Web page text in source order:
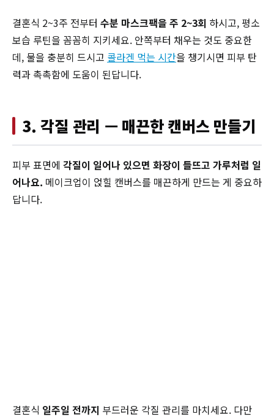
결혼식 2~3주 전부터 수분 마스크팩을 주 2~3회 하시고, 평소
보습 루틴을 꼼꼼히 지키세요. 안쪽부터 채우는 것도 중요한
데, 물을 충분히 드시고 콜라겐 먹는 시간을 챙기시면 피부 탄
력과 촉촉함에 도움이 된답니다.
3. 각질 관리 — 매끈한 캔버스 만들기
피부 표면에 각질이 일어나 있으면 화장이 들뜨고 가루처럼 일
어나요. 메이크업이 얹힐 캔버스를 매끈하게 만드는 게 중요하
답니다.
결혼식 일주일 전까지 부드러운 각질 관리를 마치세요. 다만